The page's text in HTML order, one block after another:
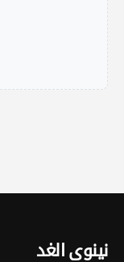
نينوى الغد